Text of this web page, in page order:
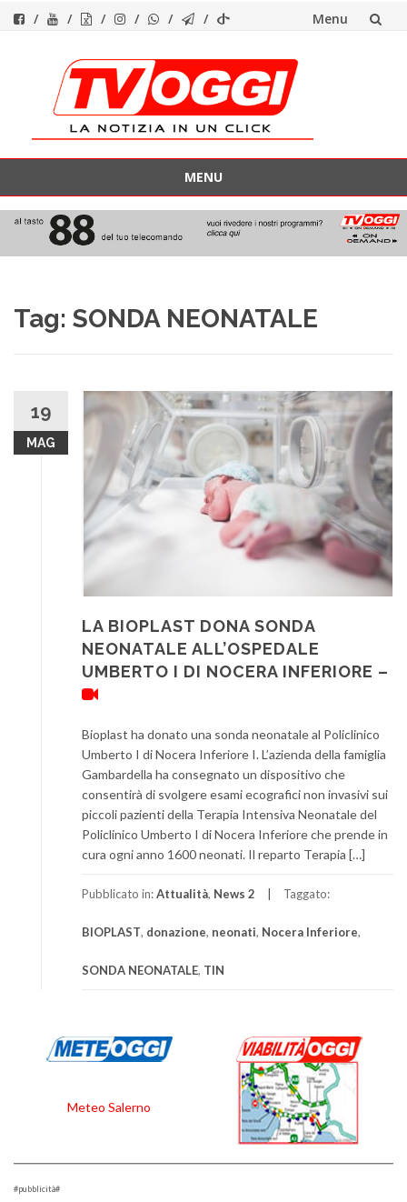
Menu
contenuto
MENU
contenuto
Tag: SONDA NEONATALE
19
MAG
LA BIOPLAST DONA SONDA
NEONATALE ALL’OSPEDALE
UMBERTO I DI NOCERA INFERIORE –
Bioplast ha donato una sonda neonatale al Policlinico
Umberto I di Nocera Inferiore I. L’azienda della famiglia
Gambardella ha consegnato un dispositivo che
consentirà di svolgere esami ecografici non invasivi sui
piccoli pazienti della Terapia Intensiva Neonatale del
Policlinico Umberto I di Nocera Inferiore che prende in
cura ogni anno 1600 neonati. Il reparto Terapia […]
Pubblicato in:Attualità, News 2 Taggato:
BIOPLAST, donazione, neonati, Nocera Inferiore,
SONDA NEONATALE, TIN
Meteo Salerno
#pubblicità#